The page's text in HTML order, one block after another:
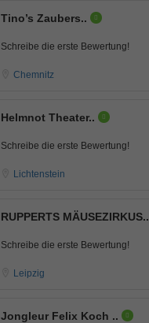
Tino’s Zaubers..
Schreibe die erste Bewertung!
Chemnitz
Helmnot Theater..
Schreibe die erste Bewertung!
Lichtenstein
RUPPERTS MÄUSEZIRKUS..
Schreibe die erste Bewertung!
Leipzig
Jongleur Felix Koch ..